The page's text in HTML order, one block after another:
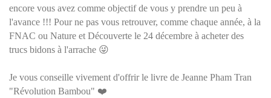
encore vous avez comme objectif de vous y prendre un peu à
l'avance !!! Pour ne pas vous retrouver, comme chaque année, à la
FNAC ou Nature et Découverte le 24 décembre à acheter des
trucs bidons à l'arrache 😜
Je vous conseille vivement d'offrir le livre de Jeanne Pham Tran
"Révolution Bambou" ❤️